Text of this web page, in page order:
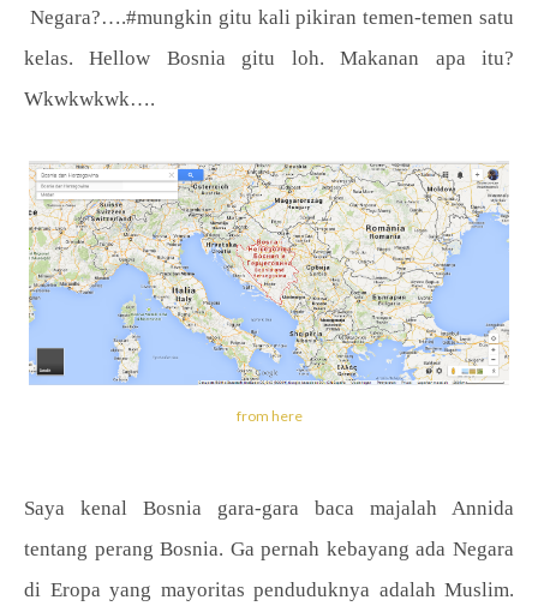
Negara?….#mungkin gitu kali pikiran temen-temen satu
kelas. Hellow Bosnia gitu loh. Makanan apa itu?
Wkwkwkwk….
from here
Saya kenal Bosnia gara-gara baca majalah Annida
tentang perang Bosnia. Ga pernah kebayang ada Negara
di Eropa yang mayoritas penduduknya adalah Muslim.